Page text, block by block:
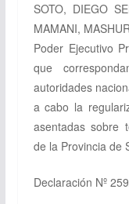
SOTO, DIEGO
MAMANI,
Poder Ejecutivo
que
autoridades
a cabo la
asentadas sobre
de la Provincia de
Declaración Nº